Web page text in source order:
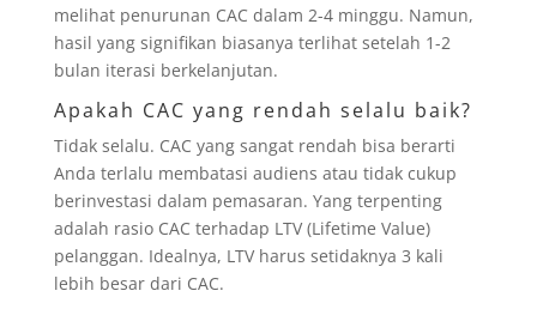
melihat penurunan CAC dalam 2-4 minggu. Namun,
hasil yang signifikan biasanya terlihat setelah 1-2
bulan iterasi berkelanjutan.
Apakah CAC yang rendah selalu baik?
Tidak selalu. CAC yang sangat rendah bisa berarti
Anda terlalu membatasi audiens atau tidak cukup
berinvestasi dalam pemasaran. Yang terpenting
adalah rasio CAC terhadap LTV (Lifetime Value)
pelanggan. Idealnya, LTV harus setidaknya 3 kali
lebih besar dari CAC.